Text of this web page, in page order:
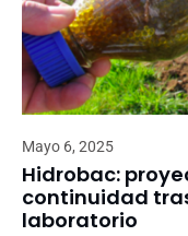
Mayo 6, 2025
Hidrobac:
continuidad
laboratorio